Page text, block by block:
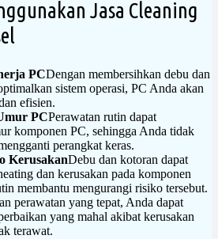
Jasa Cleaning
PCDengan membersihkan debu dan
sistem operasi, PC Anda akan
efisien.
PCPerawatan rutin dapat
komponen PC, sehingga Anda tidak
perangkat keras.
KerusakanDebu dan kotoran dapat
dan kerusakan pada komponen
membantu mengurangi risiko tersebut.
perawatan yang tepat, Anda dapat
yang mahal akibat kerusakan
terawat.